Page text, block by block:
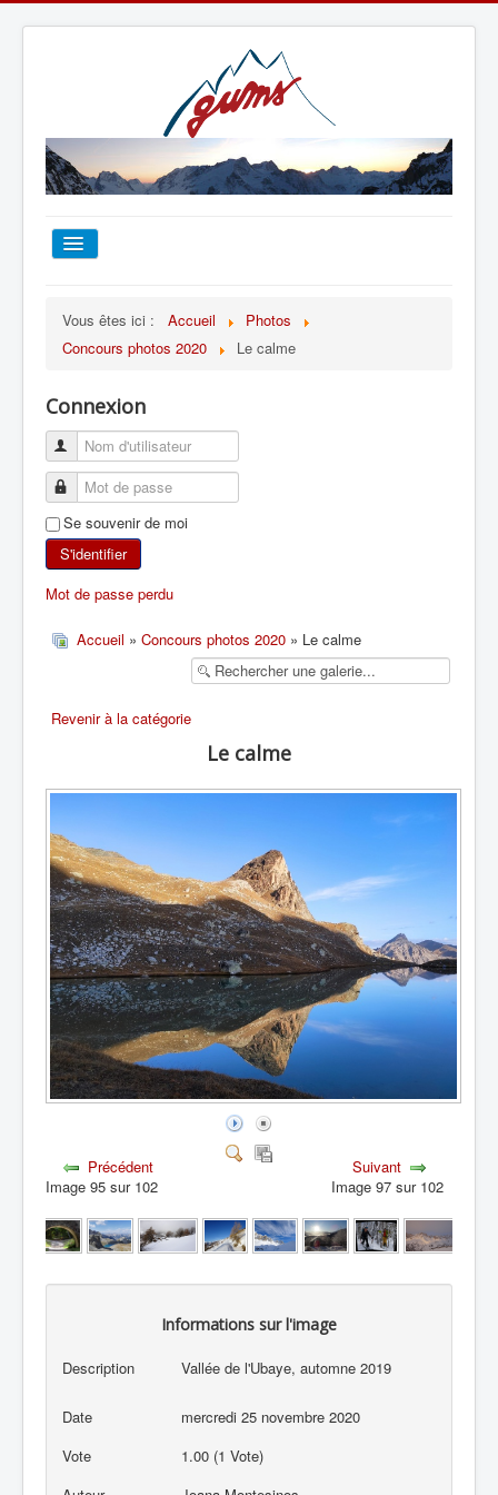
TOUT SUR LE GUMS
ESCALADE
ALPINISME
SKI DE RANDONNÉE
RANDONNÉE SPORTIVE
Vous êtes ici : Accueil
Photos
Concours photos 2020
Le calme
Connexion
Se souvenir de moi
S'identifier
Mot de passe perdu
Accueil » Concours photos 2020 » Le calme
Revenir à la catégorie
Le calme
Précédent
Image 95 sur 102
Suivant
Image 97 sur 102
Informations sur l'image
Description Vallée de l'Ubaye, automne 2019
Date
mercredi 25 novembre 2020
Vote
1.00 (1 Vote)